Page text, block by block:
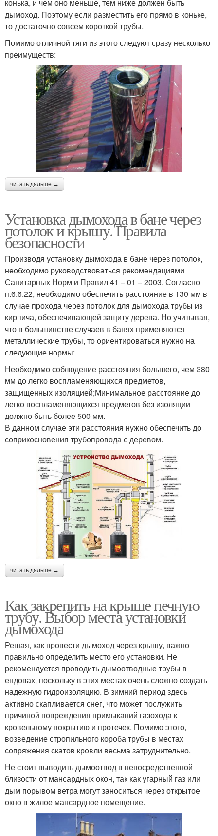
конька, и чем оно меньше, тем ниже должен быть
дымоход. Поэтому если разместить его прямо в коньке,
то достаточно совсем короткой трубы.
Помимо отличной тяги из этого следуют сразу несколько
преимуществ:
читать дальше →
Установка дымохода в бане через
потолок и крышу. Правила
безопасности
Производя установку дымохода в бане через потолок,
необходимо руководствоваться рекомендациями
Санитарных Норм и Правил 41 – 01 – 2003. Согласно
п.6.6.22, необходимо обеспечить расстояние в 130 мм в
случае прохода через потолок для дымохода трубы из
кирпича, обеспечивающей защиту дерева. Но учитывая,
что в большинстве случаев в банях применяются
металлические трубы, то ориентироваться нужно на
следующие нормы:
Необходимо соблюдение расстояния большего, чем 380
мм до легко воспламеняющихся предметов,
защищенных изоляцией;Минимальное расстояние до
легко воспламеняющихся предметов без изоляции
должно быть более 500 мм.
В данном случае эти расстояния нужно обеспечить до
соприкосновения трубопровода с деревом.
читать дальше →
Как закрепить на крыше печную
трубу. Выбор места установки
дымохода
Решая, как провести дымоход через крышу, важно
правильно определить место его установки. Не
рекомендуется проводить дымоотводные трубы в
ендовах, поскольку в этих местах очень сложно создать
надежную гидроизоляцию. В зимний период здесь
активно скапливается снег, что может послужить
причиной повреждения примыканий газохода к
кровельному покрытию и протечек. Помимо этого,
возведение стропильного короба трубы в местах
сопряжения скатов кровли весьма затруднительно.
Не стоит выводить дымоотвод в непосредственной
близости от мансардных окон, так как угарный газ или
дым порывом ветра могут заноситься через открытое
окно в жилое мансардное помещение.